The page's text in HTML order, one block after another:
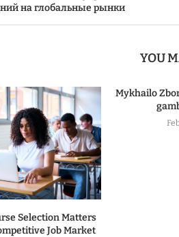
на глобальные рынки
YOU
Selection Matters
Job Market
Mykhailo